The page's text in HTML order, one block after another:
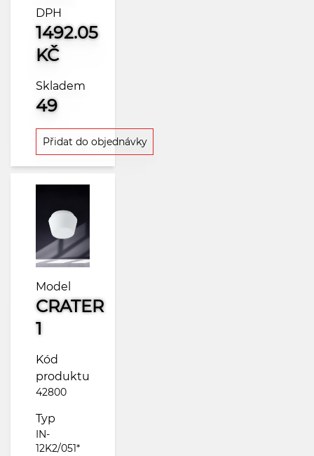
DPH
1492.05
KČ
Skladem
49
Přidat do objednávky
Model
CRATER
1
Kód
produktu
42800
Typ
IN-
12K2/051*